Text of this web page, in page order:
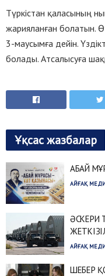
Түркістан қаласының
жарияланған болатын.
3-маусымға дейін.
болады. Атсалысуға
Ұқсас жазбалар
АБАЙ
АЙҒАҚ
ӘСКЕРИ
АЙҒАҚ
ШЕБЕР